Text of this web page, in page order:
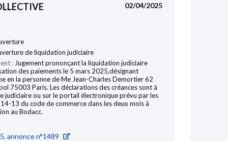
02/04/2025
de liquidation judiciaire
: Jugement prononçant la liquidation judiciaire
des paiements le 5 mars 2025,désignant
en la personne de Me Jean-Charles Demortier 62
75003 Paris. Les déclarations des créances sont à
judiciaire ou sur le portail électronique prévu par les
13 du code de commerce dans les deux mois à
au Bodacc.
annonce n°1489